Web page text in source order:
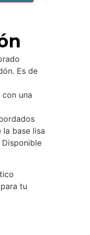
Es de
una
base lisa
tu